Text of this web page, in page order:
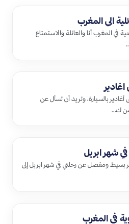
الي المغرب
في المغرب أنا والعائلة والاستمتاع
اغادير
بالسيارة، وتريد أن تسأل عن
من ك…
في شهر ابريل
بسيط ومفصل عن رحلتي في شهر ابريل إلى
في المغرب